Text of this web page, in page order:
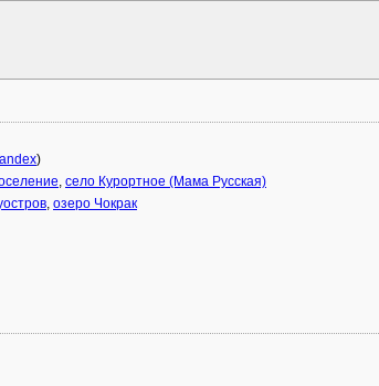
)
, село Курортное (Мама Русская)
, озеро Чокрак